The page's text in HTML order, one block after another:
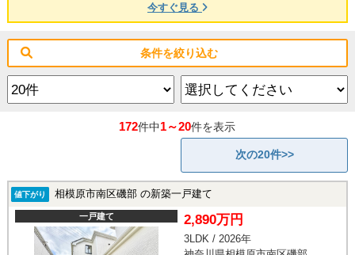
今すぐ見る
条件を絞り込む
172件中1～20件を表示
次の20件>>
値下がり 相模原市南区磯部 の新築一戸建て
一戸建て 2,890万円
3LDK / 2026年